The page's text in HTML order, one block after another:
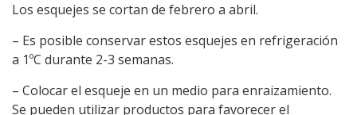
Los esquejes se cortan de febrero a abril.
– Es posible conservar estos esquejes en refrigeración
a 1ºC durante 2-3 semanas.
– Colocar el esqueje en un medio para enraizamiento.
Se pueden utilizar productos para favorecer el